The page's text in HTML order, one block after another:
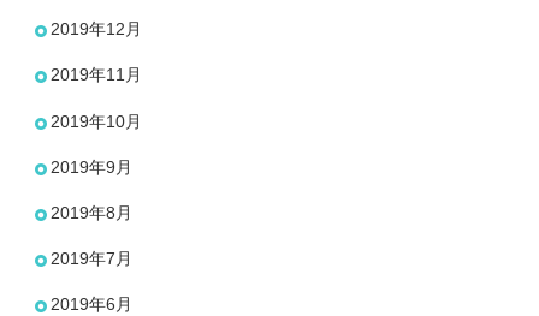
2019年12月
2019年11月
2019年10月
2019年9月
2019年8月
2019年7月
2019年6月